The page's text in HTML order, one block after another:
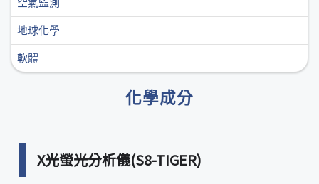
空氣監測
地球化學
軟體
化學成分
X光螢光分析儀(S8-TIGER)